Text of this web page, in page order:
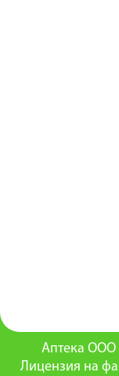
Аптека
Лицензия на